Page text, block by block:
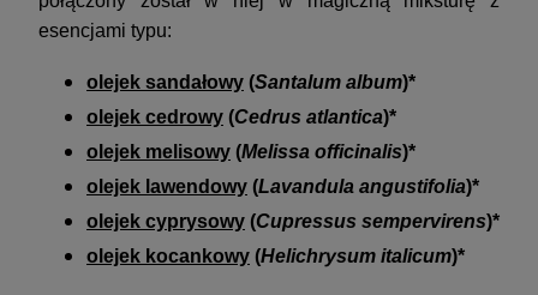
esencjami typu:
olejek sandałowy (Santalum album)*
olejek cedrowy (Cedrus atlantica)*
olejek melisowy (Melissa officinalis)*
olejek lawendowy (Lavandula angustifolia)*
olejek cyprysowy (Cupressus sempervirens)*
olejek kocankowy (Helichrysum italicum)*